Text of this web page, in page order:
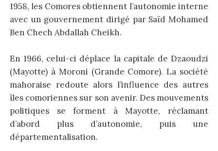
1958, les Comores obtiennent l’autonomie interne
avec un gouvernement dirigé par Saïd Mohamed
Ben Chech Abdallah Cheikh.
En 1966, celui-ci déplace la capitale de Dzaoudzi
(Mayotte) à Moroni (Grande Comore). La société
mahoraise redoute alors l’influence des autres
îles comoriennes sur son avenir. Des mouvements
politiques se forment à Mayotte, réclamant
d’abord plus d’autonomie, puis une
départementalisation.